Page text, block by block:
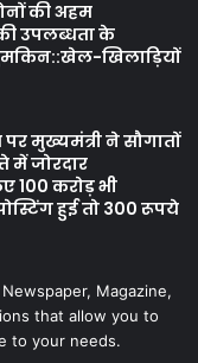
की अहम
उपलब्धता के
खिलाड़ियों
मुख्यमंत्री ने सौगातों
में जोरदार
100 करोड़ भी
हुई तो 300 रूपये
Magazine,
that allow you to
to your needs.